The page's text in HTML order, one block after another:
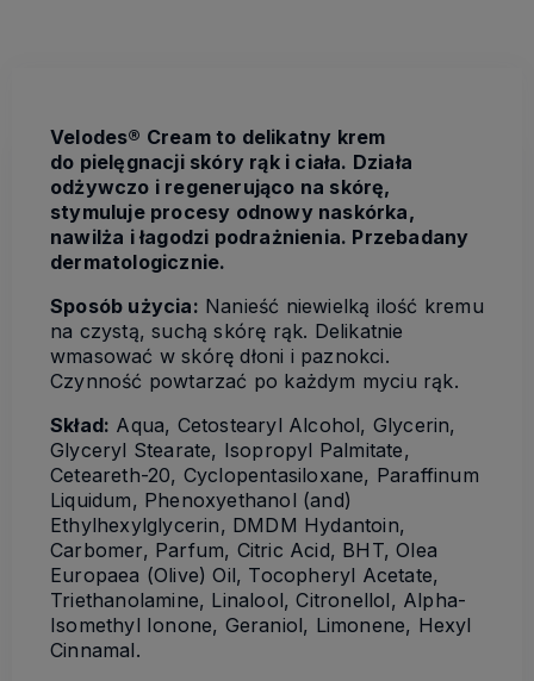
Velodes® Cream to delikatny krem
do pielęgnacji skóry rąk i ciała. Działa
odżywczo i regenerująco na skórę,
stymuluje procesy odnowy naskórka,
nawilża i łagodzi podrażnienia. Przebadany
dermatologicznie.
Sposób użycia: Nanieść niewielką ilość kremu
na czystą, suchą skórę rąk. Delikatnie
wmasować w skórę dłoni i paznokci.
Czynność powtarzać po każdym myciu rąk.
Skład: Aqua, Cetostearyl Alcohol, Glycerin,
Glyceryl Stearate, Isopropyl Palmitate,
Ceteareth-20, Cyclopentasiloxane, Paraffinum
Liquidum, Phenoxyethanol (and)
Ethylhexylglycerin, DMDM Hydantoin,
Carbomer, Parfum, Citric Acid, BHT, Olea
Europaea (Olive) Oil, Tocopheryl Acetate,
Triethanolamine, Linalool, Citronellol, Alpha-
Isomethyl Ionone, Geraniol, Limonene, Hexyl
Cinnamal.